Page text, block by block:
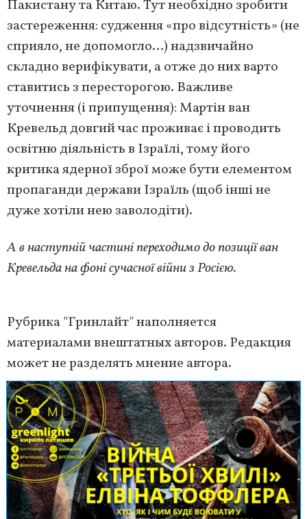
Пакистану та Китаю. Тут необхідно зробити
застереження: судження «про відсутність» (не
сприяло, не допомогло…) надзвичайно
складно верифікувати, а отже до них варто
ставитись з пересторогою. Важливе
уточнення (і припущення): Мартін ван
Кревельд довгий час проживає і проводить
освітню діяльність в Ізраїлі, тому його
критика ядерної зброї може бути елементом
пропаганди держави Ізраїль (щоб інші не
дуже хотіли нею заволодіти).
А в наступній частині переходимо до позиції ван
Кревельда на фоні сучасної війни з Росією.
Рубрика "Гринлайт" наполняется
материалами внештатных авторов. Редакция
может не разделять мнение автора.